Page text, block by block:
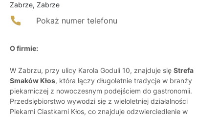
Zabrze, Zabrze
Pokaż numer telefonu
O firmie:
W Zabrzu, przy ulicy Karola Goduli 10, znajduje się Strefa
Smaków Kłos, która łączy długoletnie tradycje w branży
piekarniczej z nowoczesnym podejściem do gastronomii.
Przedsiębiorstwo wywodzi się z wieloletniej działalności
Piekarni Ciastkarni Kłos, co znajduje odzwierciedlenie w